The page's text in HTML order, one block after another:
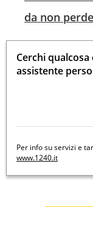
da non
Cerchi
assistente
Per info su servizi e
www.1240.it